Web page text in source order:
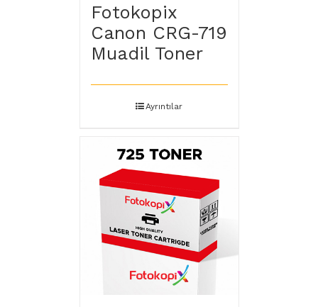
Fotokopix
Canon CRG-719
Muadil Toner
Ayrıntılar